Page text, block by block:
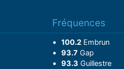
Fréquences
100.2Embrun
93.7 Gap
93.3 Guillestre